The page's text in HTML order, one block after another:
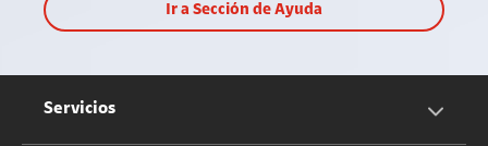
Ir a Sección de Ayuda
Servicios